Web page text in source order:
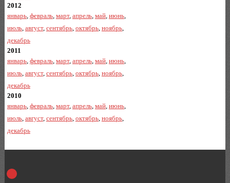
2012
январь, февраль, март, апрель, май, июнь,
июль, август, сентябрь, октябрь, ноябрь,
декабрь
2011
январь, февраль, март, апрель, май, июнь,
июль, август, сентябрь, октябрь, ноябрь,
декабрь
2010
январь, февраль, март, апрель, май, июнь,
июль, август, сентябрь, октябрь, ноябрь,
декабрь